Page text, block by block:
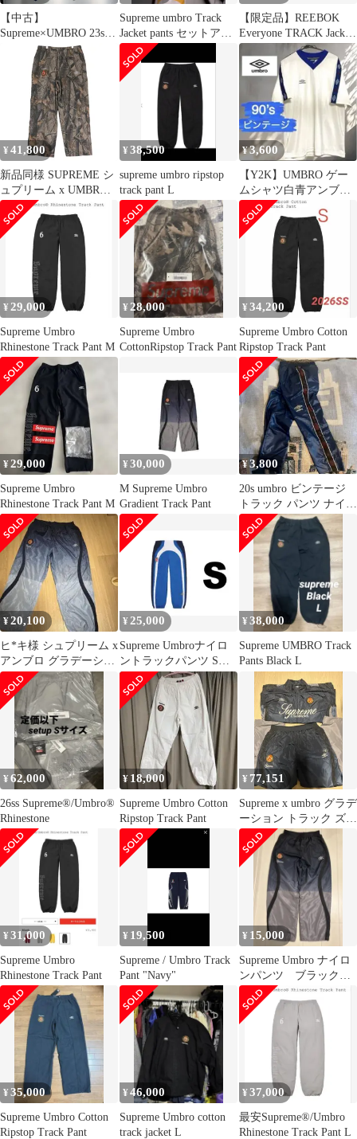
【中古】
Supreme×UMBRO 23ss
TRACK PANTS サイズ
L グレー[19]
Supreme umbro Track
Jacket pants セットアッ
プ
【限定品】REEBOK
Everyone TRACK Jacket
セットアップ
¥ 41,800
新品同様 SUPREME シ
ュプリーム x UMBRO
アンブロ 26SS
COTTON RIPSTOP
TRACK PANT コットン
リップストップ トラッ
ク パンツ リアルツリー
ボトムス サイズ
XL(ASIA XXL) Julz
¥38,500
supreme umbro ripstop
track pant L
¥3,600
【Y2K】UMBRO ゲー
ムシャツ白青アンブロ
90s ロゴテープ半袖Tシ
ャツ
¥ 29,000
Supreme Umbro
Rhinestone Track Pant M
¥ 28,000
Supreme Umbro
CottonRipstop Track Pant
¥ 34,200
Supreme Umbro Cotton
Ripstop Track Pant
¥29,000
Supreme Umbro
Rhinestone Track Pant M
¥30,000
M Supreme Umbro
Gradient Track Pant
¥3,800
20s umbro ビンテージ
トラック パンツ ナイロ
ン パンツ
¥20,100
ヒ*キ様 シュプリーム x
アンブロ グラデーショ
ン トラック パンツ XL
¥25,000
Supreme Umbroナイロ
ントラックパンツ Sサ
イズシュプリーム アン
ブロ
¥38,000
Supreme UMBRO Track
Pants Black L
¥62,000
26ss Supreme®/Umbro®
Rhinestone
¥ 18,000
Supreme Umbro Cotton
Ripstop Track Pant
¥ 77,151
Supreme x umbro グラデ
ーション トラック ズボ
ン
¥31,000
Supreme Umbro
Rhinestone Track Pant
¥ 19,500
Supreme / Umbro Track
Pant "Navy"
¥ 15,000
Supreme Umbro ナイロ
ンパンツ ブラック S
サイズ
¥35,000
Supreme Umbro Cotton
Ripstop Track Pant
¥46,000
Supreme Umbro cotton
track jacket L
¥ 37,000
最安Supreme®/Umbro
Rhinestone Track Pant L